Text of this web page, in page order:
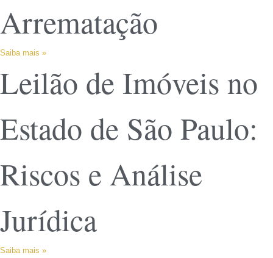
Arrematação
Saiba mais »
Leilão de Imóveis no
Estado de São Paulo:
Riscos e Análise
Jurídica
Saiba mais »